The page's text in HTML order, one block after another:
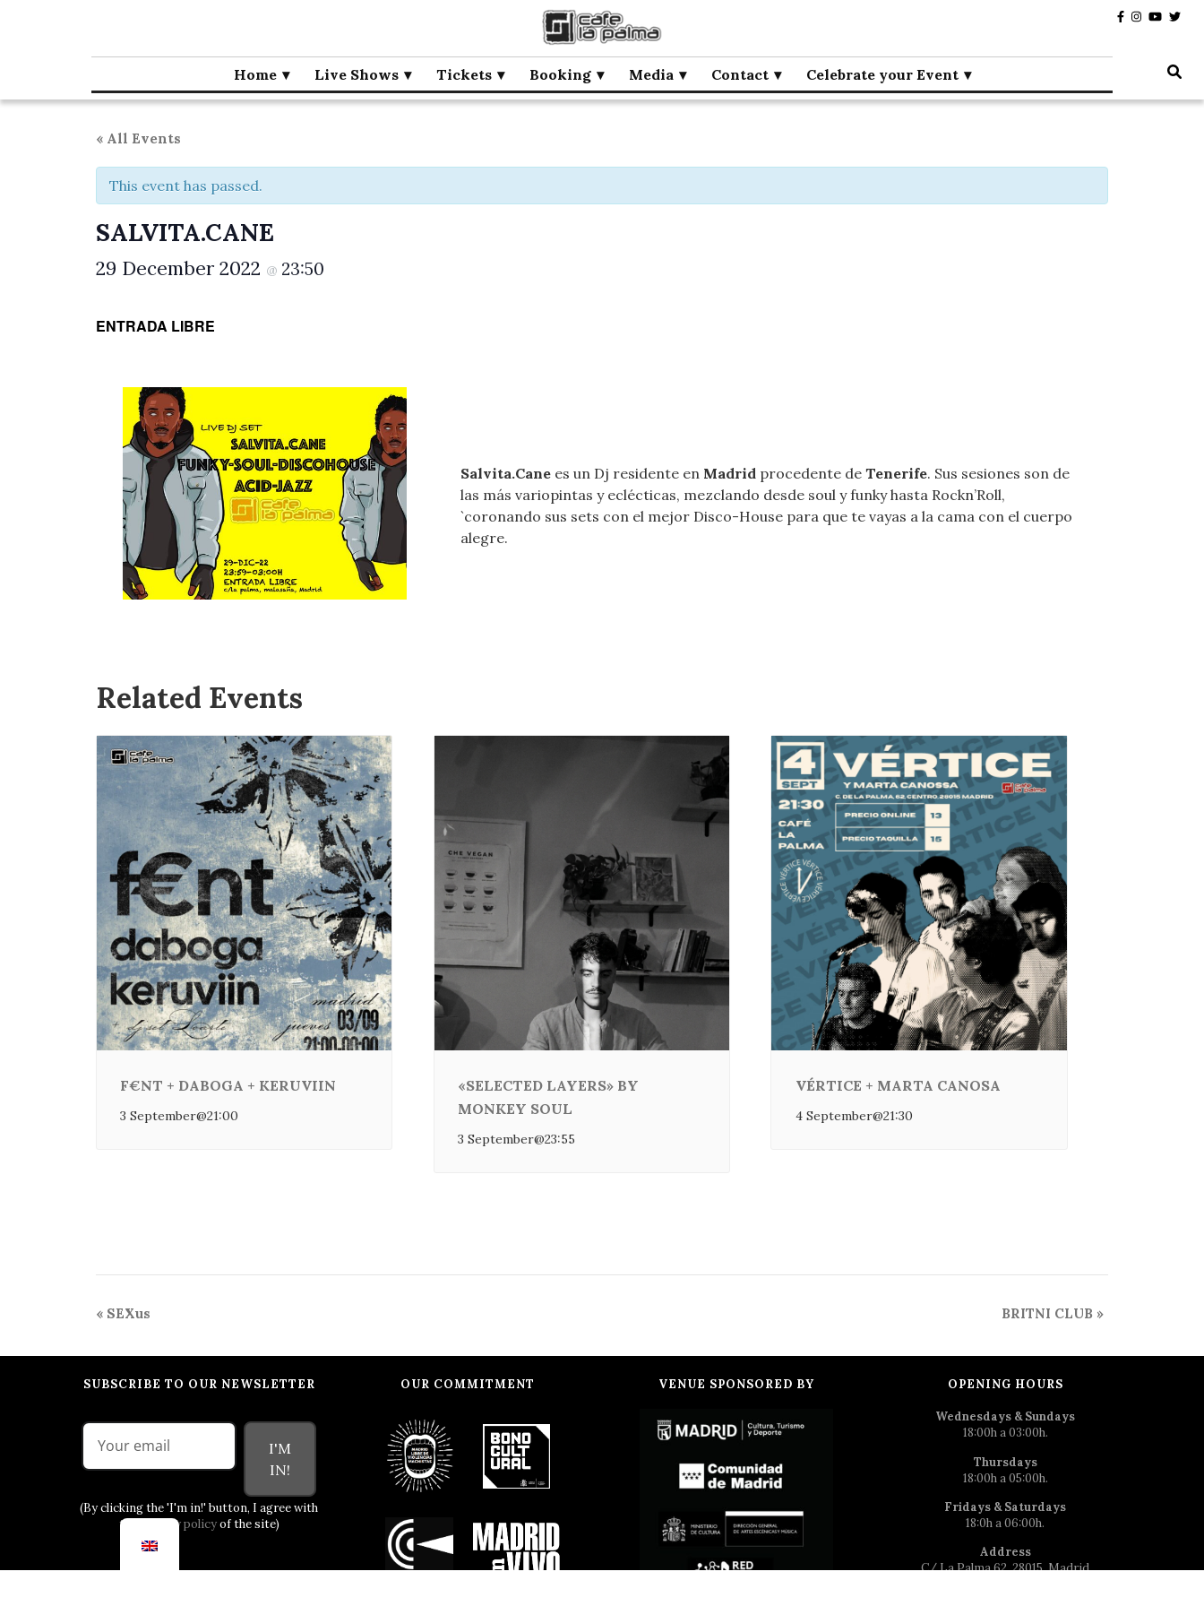
Café la Palma
Programming live music in Madrid since 1995.
Home Live Shows Tickets Booking Media Contact Celebrate your Event
« All Events
This event has passed.
SALVITA.CANE
29 December 2022 @ 23:50
ENTRADA LIBRE
Salvita.Canees un Dj residente en Madrid procedente de Tenerife. Sus sesiones son de
las más variopintas y eclécticas, mezclando desde soul y funky hasta Rockn’Roll,
`coronando sus sets con el mejor Disco-House para que te vayas a la cama con el cuerpo
alegre.
Related Events
F€NT + DABOGA + KERUVIIN
3 September@21:00
«SELECTED LAYERS» BY
MONKEY SOUL
3 September@23:55
VÉRTICE + MARTA CANOSA
4 September@21:30
Event
« SEXus BRITNI CLUB »
SUBSCRIBE TO OUR NEWSLETTER
I'M
IN!
(By clicking the 'I'm in!' button, I agree with
the
privacy policyof the site)
OUR COMMITMENT VENUE SPONSORED BY OPENING HOURS
Wednesdays & Sundays
18:00h a 03:00h.
Thursdays
18:00h a 05:00h.
Fridays & Saturdays
18:0h a 06:00h.
Address
C/ La Palma 62, 28015, Madrid